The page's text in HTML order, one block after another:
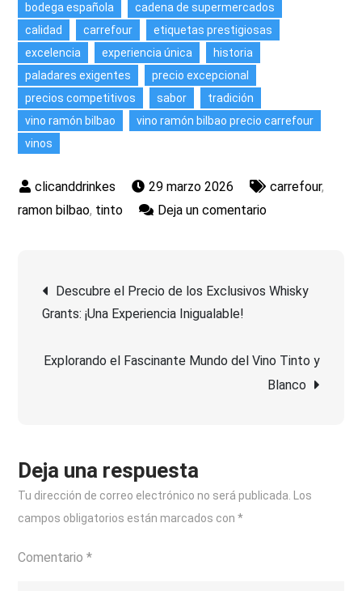
bodega española
cadena de supermercados
calidad
carrefour
etiquetas prestigiosas
excelencia
experiencia única
historia
paladares exigentes
precio excepcional
precios competitivos
sabor
tradición
vino ramón bilbao
vino ramón bilbao precio carrefour
vinos
29 marzo 2026 carrefour,
ramon bilbao, tinto Deja un comentarioen
Descubre
precio
en
Navegación
de
entradas
Descubre el Precio de los Exclusivos Whisky
Grants: ¡Una Experiencia Inigualable!
Explorando el Fascinante Mundo del Vino Tinto y
Blanco
Deja una respuesta
Tu dirección de correo electrónico no será publicada.
Los
campos obligatorios están marcados con*
Comentario*